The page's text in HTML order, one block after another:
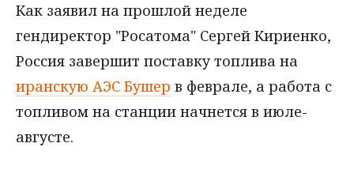
Как заявил на прошлой неделе
гендиректор "Росатома" Сергей Кириенко,
Россия завершит поставку топлива на
иранскую АЭС Бушер в феврале, а работа с
топливом на станции начнется в июле-
августе.